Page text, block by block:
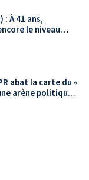
À 41 ans,
le niveau
abat la carte du «
arène politique